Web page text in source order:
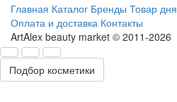
Главная Каталог Бренды Товар дня
Оплата и доставка Контакты
ArtAlex beauty market © 2011-2026
Подбор косметики